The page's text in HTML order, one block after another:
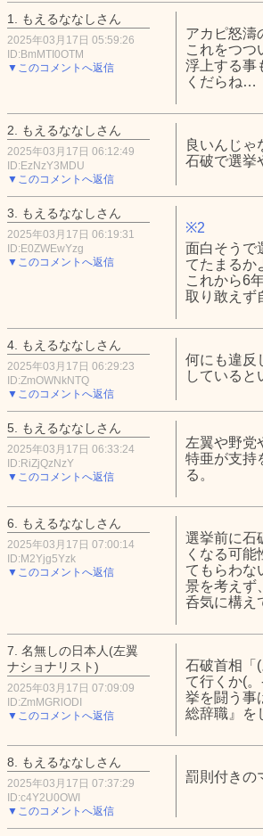
1. もえるななしさん
2025年03月17日 05:59:26
ID:BmMTI0OTM
▼このコメントへ返信
アカピ怒濤
これをつつ
浮上する事
くだらね…
2. もえるななしさん
2025年03月17日 06:12:49
ID:EzNzY3MDU
▼このコメントへ返信
良いんじゃ
石破で選挙
3. もえるななしさん
2025年03月17日 06:19:31
ID:E0ZWEwYzg
▼このコメントへ返信
※2
面白そうで
てたまるか
これから6
取り敢えず
4. もえるななしさん
2025年03月17日 06:29:23
ID:ZmOWNkNTQ
▼このコメントへ返信
何にも違反
していると
5. もえるななしさん
2025年03月17日 06:33:24
ID:RiZjQzNzY
▼このコメントへ返信
左翼や野党
特亜が支持
る。
6. もえるななしさん
2025年03月17日 07:00:14
ID:M2Yjg5Yzk
▼このコメントへ返信
選挙前に石
くなる可
てもらわ
景を考えず
呑気に構え
7. 名無しの日本人(左翼
ナショナリスト)
2025年03月17日 07:09:09
ID:ZmMGRlODI
▼このコメントへ返信
石破首相「
て行くか(
挙を闘う事
総辞職』を
8. もえるななしさん
2025年03月17日 07:37:29
ID:c4Y2U0OWI
▼このコメントへ返信
罰則付きの